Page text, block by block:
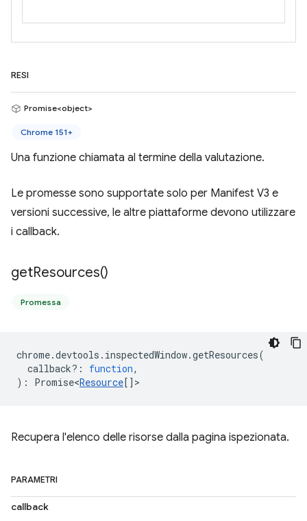
RESI
Promise<object>
Chrome 151+
Una funzione chiamata al termine della valutazione.
Le promesse sono supportate solo per Manifest V3 e
versioni successive, le altre piattaforme devono utilizzare
i callback.
getResources()
Promessa
chrome.devtools . inspectedWindow.getResources(
callback? : function,
) : Promise<Resource[] >
Recupera l'elenco delle risorse dalla pagina ispezionata.
PARAMETRI
callback